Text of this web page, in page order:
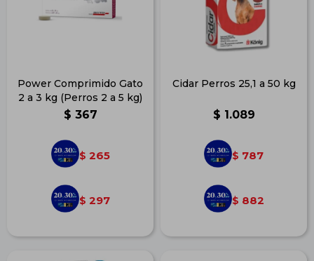
Power Comprimido Gato
2 a 3 kg (Perros 2 a 5 kg)
$ 367
$ 265
$ 297
Cidar Perros 25,1 a 50 kg
$ 1.089
$ 787
$ 882